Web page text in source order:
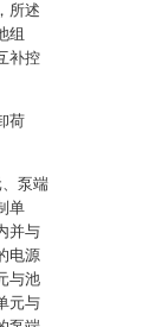
所述
组
补控
荷
泵端
单
并与
电源
与池
元与